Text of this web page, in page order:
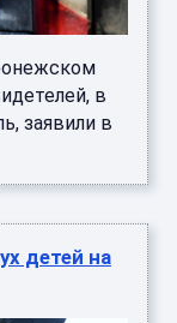
в
заявили в
детей на